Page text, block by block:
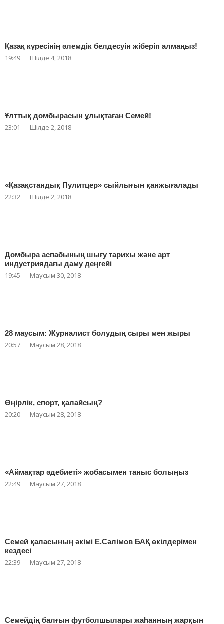
Қазақ күресінің әлемдік белдесуін жіберіп алмаңыз!
19:49 Шілде 4, 2018
Ұлттық домбырасын ұлықтаған Семей!
23:01 Шілде 2, 2018
«Қазақстандық Пулитцер» сыйлығын қанжығалады
22:32 Шілде 2, 2018
Домбыра аспабының шығу тарихы және арт
индустриядағы даму деңгейі
19:45 Маусым 30, 2018
28 маусым: Журналист болудың сыры мен жыры
20:57 Маусым 28, 2018
Өңірлік, спорт, қалайсың?
20:20 Маусым 28, 2018
«Аймақтар әдебиеті» жобасымен таныс болыңыз
22:49 Маусым 27, 2018
Семей қаласының әкімі Е.Сәлімов БАҚ өкілдерімен
кездесі
22:39 Маусым 27, 2018
Семейдің балғын футболшылары жаһанның жарқын